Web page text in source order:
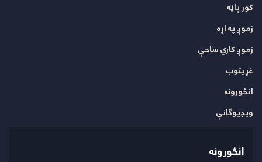
کور پاڼه
زموږ په اړه
زموږ کاري ساحې
غړیتوب
انځورونه
ویډیوګانې
انځورونه